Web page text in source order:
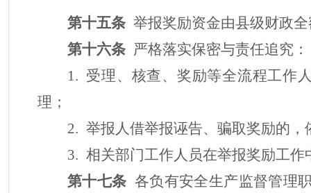
第十五条 举报奖励资金由县级财政
第十六条 严格落实保密与责任追究：
1. 受理、核查、奖励等全流程工作
理；
2. 举报人借举报诬告、骗取奖励的，
3. 相关部门工作人员在举报奖励工
第十七条 各负有安全生产监督管理